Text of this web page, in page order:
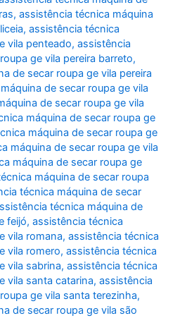
,assistência técnica máquina
,assistência técnica
vila penteado,assistência
ge vila pereira barreto,
de secar roupa ge vila pereira
de secar roupa ge vila
de secar roupa ge vila
máquina de secar roupa ge
máquina de secar roupa ge
máquina de secar roupa ge vila
máquina de secar roupa ge
máquina de secar roupa
técnica máquina de secar
técnica máquina de
feijó,assistência técnica
vila romana,assistência técnica
vila romero,assistência técnica
vila sabrina,assistência técnica
vila santa catarina,assistência
ge vila santa terezinha,
de secar roupa ge vila são